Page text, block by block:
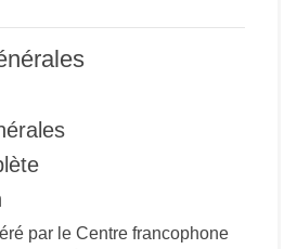
par le Centre francophone